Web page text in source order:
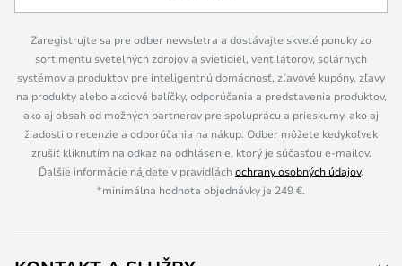
Zaregistrujte sa pre odber newsletra a dostávajte skvelé ponuky zo
sortimentu svetelných zdrojov a svietidiel, ventilátorov, solárnych
systémov a produktov pre inteligentnú domácnosť, zľavové kupóny, zľavy
na produkty alebo akciové balíčky, odporúčania a predstavenia produktov,
ako aj obsah od možných partnerov pre spoluprácu a prieskumy, ako aj
žiadosti o recenzie a odporúčania na nákup. Odber môžete kedykoľvek
zrušiť kliknutím na odkaz na odhlásenie, ktorý je súčasťou e-mailov.
Ďalšie informácie nájdete v pravidláchochrany osobných údajov.
*minimálna hodnota objednávky je 249 €.